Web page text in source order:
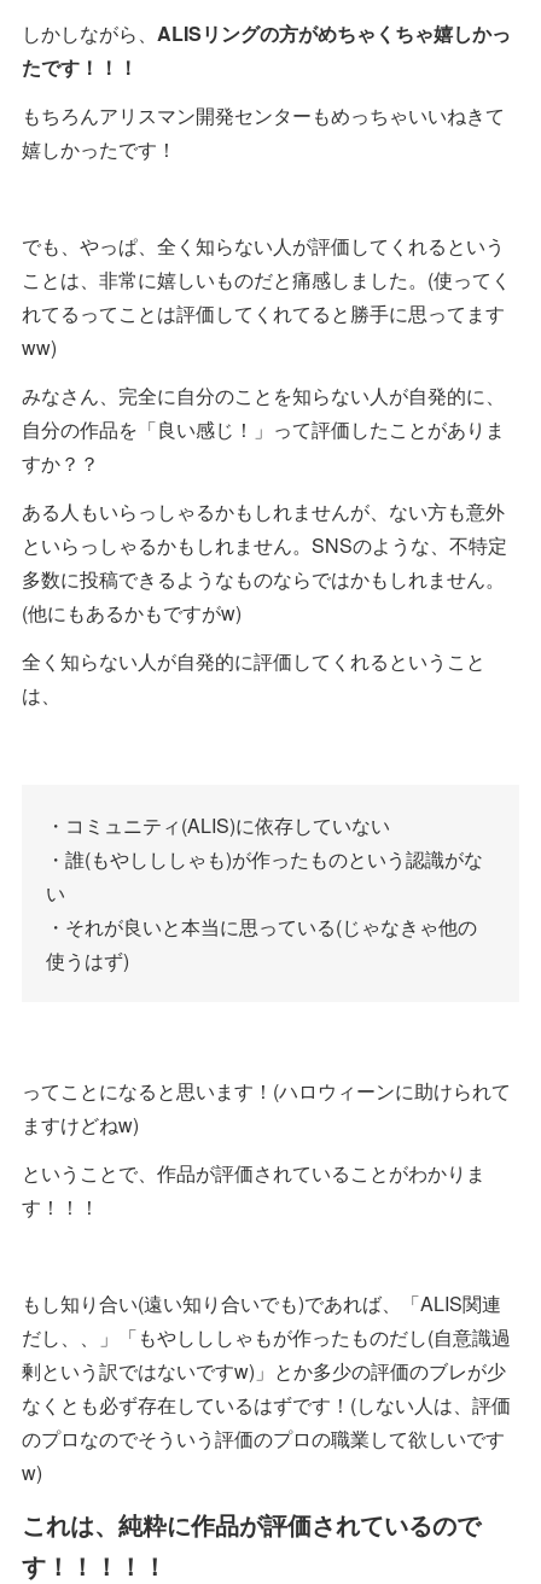
しかしながら、 ALISリングの方がめちゃくちゃ嬉しかっ
たです！！！
もちろんアリスマン開発センターもめっちゃいいねきて
嬉しかったです！
でも、やっぱ、全く知らない人が評価してくれるという
ことは、非常に嬉しいものだと痛感しました。(使ってく
れてるってことは評価してくれてると勝手に思ってます
ww)
みなさん、完全に自分のことを知らない人が自発的に、
自分の作品を「良い感じ！」って評価したことがありま
すか？？
ある人もいらっしゃるかもしれませんが、ない方も意外
といらっしゃるかもしれません。SNSのような、不特定
多数に投稿できるようなものならではかもしれません。
(他にもあるかもですがw)
全く知らない人が自発的に評価してくれるということ
は、
・コミュニティ(ALIS)に依存していない
・誰(もやしししゃも)が作ったものという認識がな
い
・それが良いと本当に思っている(じゃなきゃ他の
使うはず)
ってことになると思います！(ハロウィーンに助けられて
ますけどねw)
ということで、作品が評価されていることがわかりま
す！！！
もし知り合い(遠い知り合いでも)であれば、「ALIS関連
だし、、」「もやしししゃもが作ったものだし(自意識過
剰という訳ではないですw)」とか多少の評価のブレが少
なくとも必ず存在しているはずです！(しない人は、評価
のプロなのでそういう評価のプロの職業して欲しいです
w)
これは、純粋に作品が評価されているので
す！！！！！